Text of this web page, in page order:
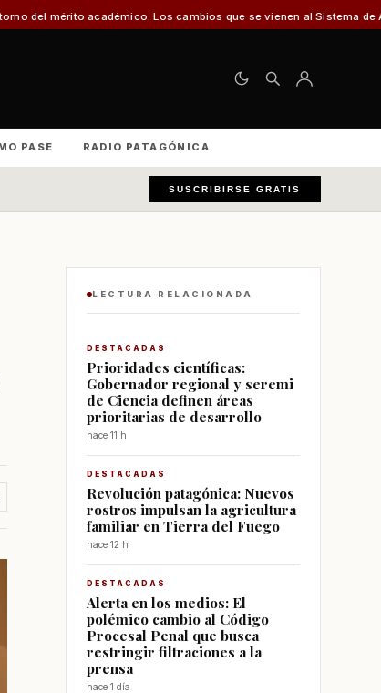
Los cambios que se vienen al Sistema de Admisión Escolar
PASE RADIO PATAGÓNICA
SUSCRIBIRSE GRATIS
LECTURA RELACIONADA
DESTACADAS
Prioridades científicas:
Gobernador regional y seremi
de Ciencia definen áreas
prioritarias de desarrollo
hace 11 h
DESTACADAS
Revolución patagónica: Nuevos
rostros impulsan la agricultura
familiar en Tierra del Fuego
hace 12 h
DESTACADAS
Alerta en los medios: El
polémico cambio al Código
Procesal Penal que busca
restringir filtraciones a la
prensa
hace 1 día